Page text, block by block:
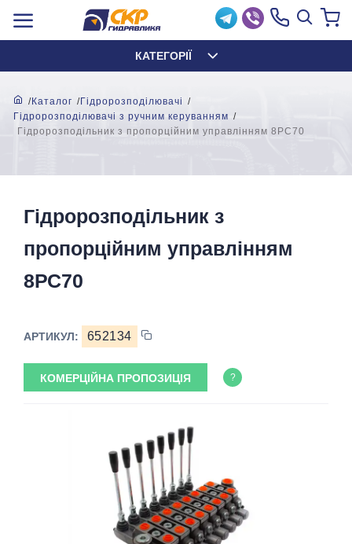
КАТЕГОРІЇ
Каталог
Гідророзподілювачі
Гідророзподілювачі з ручним керуванням
Гідророзподільник з пропорційним управлінням 8РС70
Гідророзподільник з
пропорційним управлінням
8РС70
АРТИКУЛ: 652134
КОМЕРЦІЙНА ПРОПОЗИЦІЯ ?